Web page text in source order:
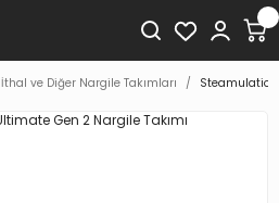
İthal ve Diğer Nargile Takımları Steamulation